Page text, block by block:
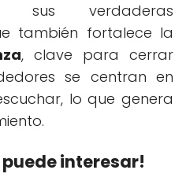
sus verdaderas
también fortalece la
, clave para cerrar
se centran en
lo que genera
puede interesar!